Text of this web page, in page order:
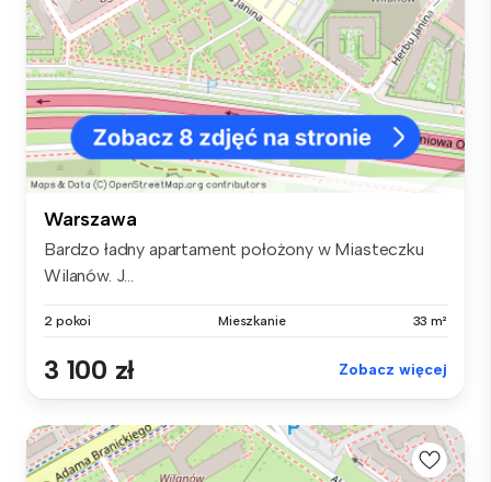
Warszawa
Bardzo ładny apartament położony w Miasteczku
Wilanów. J...
2 pokoi Mieszkanie 33 m²
3 100 zł Zobacz więcej